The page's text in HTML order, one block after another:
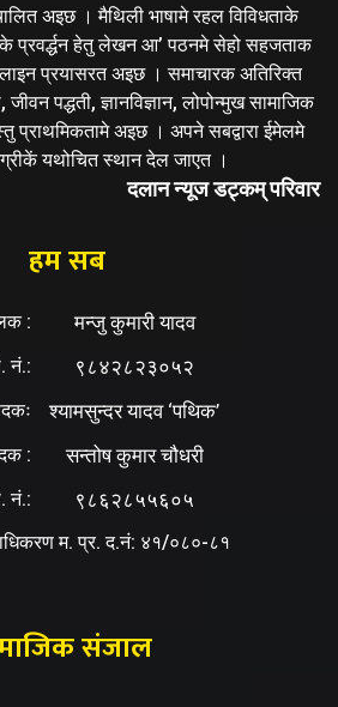
अइछ । मैथिली भाषामे रहल विविधताके
प्रवर्द्धन हेतु लेखन आ’ पठनमे सेहो सहजताक
प्रयासरत अइछ । समाचारक अतिरिक्त
पद्धती, ज्ञानविज्ञान, लोपोन्मुख सामाजिक
अइछ । अपने सबद्वारा ईमेलमे
यथोचित स्थान देल जाएत ।
दलान न्यूज डट्कम् परिवार
हम सब
: मन्जु कुमारी यादव
नं.: ९८४२८२३०५२
श्यामसुन्दर यादव ‘पथिक’
: सन्तोष कुमार चौधरी
नं.: ९८६२८५५६०५
म. प्र. द.नं: ४१/०८०-८१
संजाल